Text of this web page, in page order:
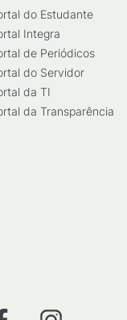
do Estudante
Integra
de Periódicos
do Servidor
da TI
da Transparência